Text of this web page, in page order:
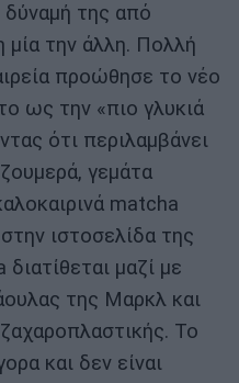
δύναμή της από
μία την άλλη. Πολλή
προώθησε το νέο
ως την «πιο γλυκιά
ότι περιλαμβάνει
γεμάτα
matcha
ιστοσελίδα της
μαζί με
της Μαρκλ και
Το
και δεν είναι